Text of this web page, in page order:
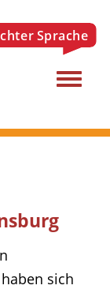
Menu
sich